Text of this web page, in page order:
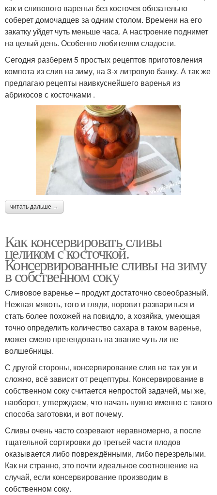
как и сливового варенья без косточек обязательно
соберет домочадцев за одним столом. Времени на его
закатку уйдет чуть меньше часа. А настроение поднимет
на целый день. Особенно любителям сладости.
Сегодня разберем 5 простых рецептов приготовления
компота из слив на зиму, на 3-х литровую банку. А так же
предлагаю рецепты наивкуснейшего варенья из
абрикосов с косточками .
читать дальше →
Как консервировать сливы
целиком с косточкой.
Консервированные сливы на зиму
в собственном соку
Сливовое варенье – продукт достаточно своеобразный.
Нежная мякоть, того и гляди, норовит развариться и
стать более похожей на повидло, а хозяйка, умеющая
точно определить количество сахара в таком варенье,
может смело претендовать на звание чуть ли не
волшебницы.
С другой стороны, консервирование слив не так уж и
сложно, всё зависит от рецептуры. Консервирование в
собственном соку считается непростой задачей, мы же,
наоборот, утверждаем, что начать нужно именно с такого
способа заготовки, и вот почему.
Сливы очень часто созревают неравномерно, а после
тщательной сортировки до третьей части плодов
оказывается либо повреждёнными, либо перезрелыми.
Как ни странно, это почти идеальное соотношение на
случай, если консервирование производим в
собственном соку.